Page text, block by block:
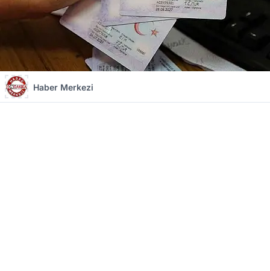
Haber Merkezi